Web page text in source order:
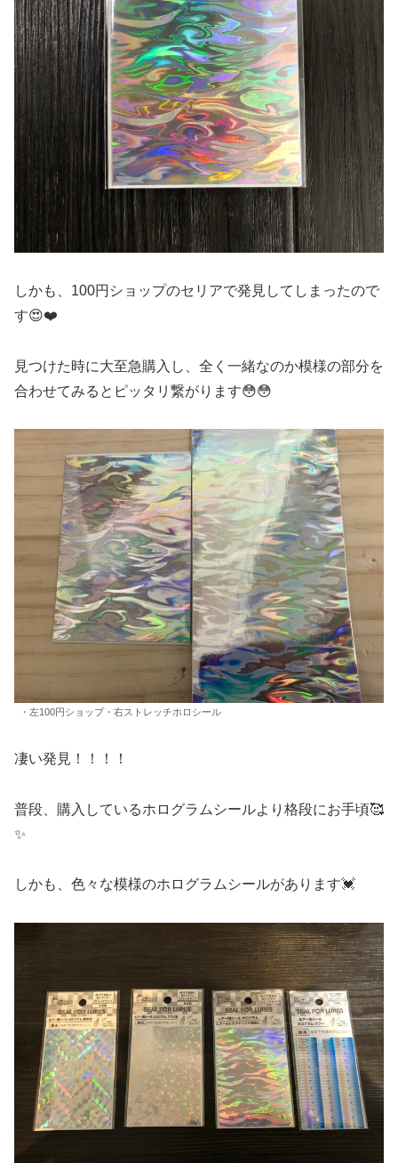
しかも、100円ショップのセリアで発見してしまったので
す😍❤️
見つけた時に大至急購入し、全く一緒なのか模様の部分を
合わせてみるとピッタリ繋がります😳😳
・左100円ショップ・右ストレッチホロシール
凄い発見！！！！
普段、購入しているホログラムシールより格段にお手頃🥰
✨
しかも、色々な模様のホログラムシールがあります💓